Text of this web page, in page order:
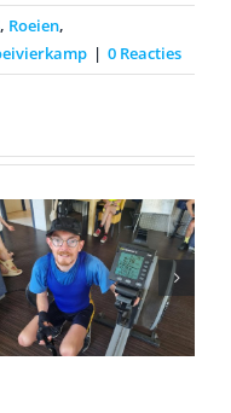
, Roeien,
| 0 Reacties
Onderlinge